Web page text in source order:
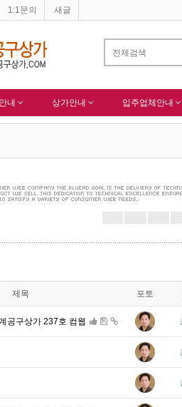
1:1문의 새글
이지 네이버 등록완료 - 알림
내 상가안내 입주업체안내
제목 포토
공구상가 237호 컴웹